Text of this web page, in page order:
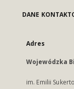
DANE
Adres
Wojewódzka
im. Emilii